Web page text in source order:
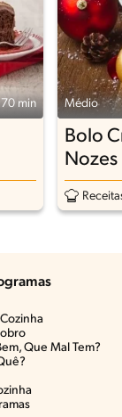
70 min Médio
Bolo
Nozes
Que Mal Tem?​